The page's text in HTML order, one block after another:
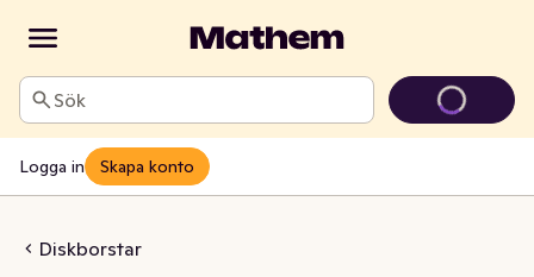
Sök
Logga in Skapa konto
Diskborstar
Diskborste Grov